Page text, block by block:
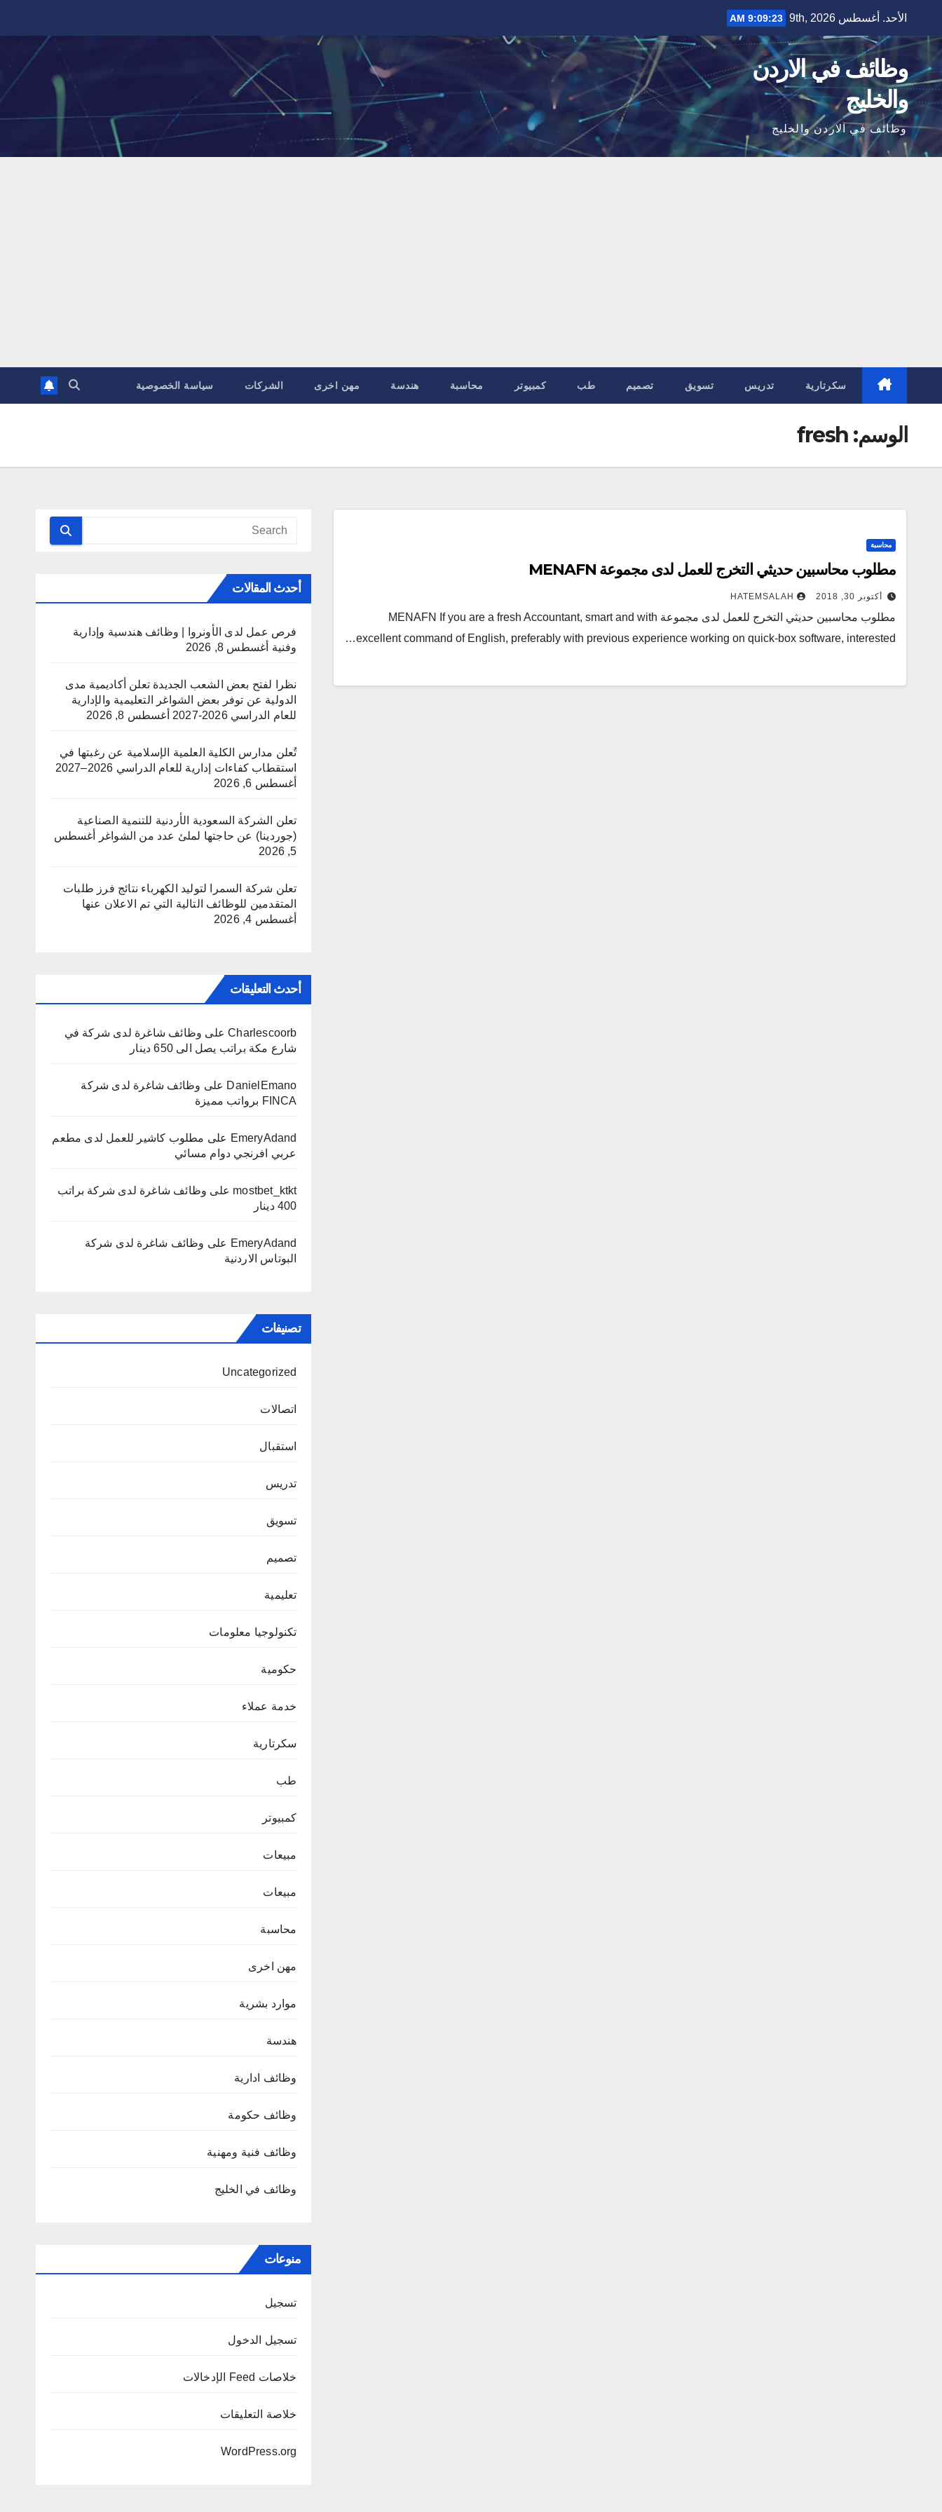
content
الأحد. أغسطس 9th, 2026 9:09:24 AM
وظائف في الاردن
والخليج
وظائف في الاردن والخليج
سكرتارية تدريس تسويق تصميم طب كمبيوتر محاسبة هندسة مهن اخرى الشركات سياسة الخصوصية
الوسم: fresh
محاسبة
مطلوب محاسبين حديثي التخرج للعمل لدى مجموعة MENAFN
أكتوبر 30, 2018 HATEMSALAH
مطلوب محاسبين حديثي التخرج للعمل لدى مجموعة MENAFN If you are a fresh Accountant, smart and with
excellent command of English, preferably with previous experience working on quick-box software, interested…
أحدث المقالات
فرص عمل لدى الأونروا | وظائف هندسية وإدارية
وفنية أغسطس 8, 2026
نظرا لفتح بعض الشعب الجديدة تعلن أكاديمية مدى
الدولية عن توفر بعض الشواغر التعليمية والإدارية
للعام الدراسي 2026-2027
أغسطس 8, 2026
تُعلن مدارس الكلية العلمية الإسلامية عن رغبتها في
استقطاب كفاءات إدارية للعام الدراسي 2026–2027
أغسطس 6, 2026
تعلن الشركة السعودية الأردنية للتنمية الصناعية
(جوردينا) عن حاجتها لملئ عدد من الشواغر
أغسطس
5, 2026
تعلن شركة السمرا لتوليد الكهرباء نتائج فرز طلبات
المتقدمين للوظائف التالية التي تم الاعلان عنها
أغسطس 4, 2026
أحدث التعليقات
Charlescoorbعلى وظائف شاغرة لدى شركة في
شارع مكة براتب يصل الى 650 دينار
DanielEmano على وظائف شاغرة لدى شركة
FINCA برواتب مميزة
EmeryAdand على مطلوب كاشير للعمل لدى مطعم
عربي افرنجي دوام مسائي
mostbet_ktkt على وظائف شاغرة لدى شركة براتب
400 دينار
EmeryAdand على وظائف شاغرة لدى شركة
البوتاس الاردنية
تصنيفات
Uncategorized
اتصالات
استقبال
تدريس
تسويق
تصميم
تعليمية
تكنولوجيا معلومات
حكومية
خدمة عملاء
سكرتارية
طب
كمبيوتر
مبيعات
مبيعات
محاسبة
مهن اخرى
موارد بشرية
هندسة
وظائف ادارية
وظائف حكومة
وظائف فنية ومهنية
وظائف في الخليج
منوعات
تسجيل
تسجيل الدخول
خلاصات Feed الإدخالات
خلاصة التعليقات
WordPress.org